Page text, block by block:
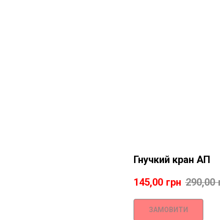
Гнучкий кран АП
145,00 грн 290,00
ЗАМОВИТИ